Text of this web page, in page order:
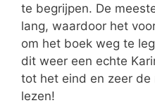
te begrijpen. De
lang, waardoor het
om het boek weg te
dit weer een echte
tot het eind en zeer
lezen!